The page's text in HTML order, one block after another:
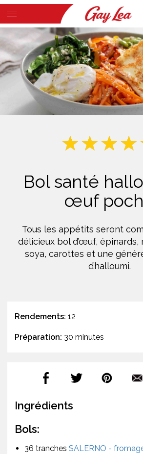
Skip
to
main
content
Main
Content
Bol santé
œuf
Tous les appétits seront
délicieux bol d’œuf, épinards,
soya, carottes et une
d’halloumi.
Rendements: 12
Préparation: 30 minutes
Ingrédients
Bols:
36 tranches SALERNO -